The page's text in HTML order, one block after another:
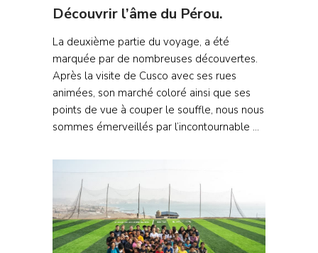
Découvrir l’âme du Pérou.
La deuxième partie du voyage, a été
marquée par de nombreuses découvertes.
Après la visite de Cusco avec ses rues
animées, son marché coloré ainsi que ses
points de vue à couper le souffle, nous nous
sommes émerveillés par l’incontournable